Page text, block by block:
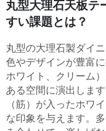
丸型大理石天板テ
すい課題とは？
丸型の大理石製ダイ
色やデザインが豊富
ホワイト、クリーム
ある空間に演出しま
（筋）が入ったホワ
な印象を与えます。